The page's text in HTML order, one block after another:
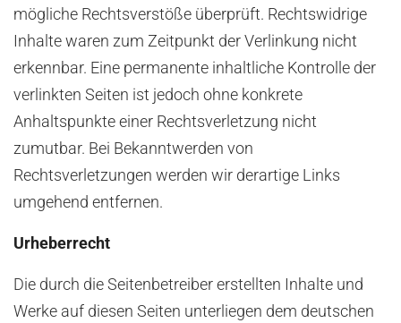
mögliche Rechtsverstöße überprüft. Rechtswidrige
Inhalte waren zum Zeitpunkt der Verlinkung nicht
erkennbar. Eine permanente inhaltliche Kontrolle der
verlinkten Seiten ist jedoch ohne konkrete
Anhaltspunkte einer Rechtsverletzung nicht
zumutbar. Bei Bekanntwerden von
Rechtsverletzungen werden wir derartige Links
umgehend entfernen.
Urheberrecht
Die durch die Seitenbetreiber erstellten Inhalte und
Werke auf diesen Seiten unterliegen dem deutschen